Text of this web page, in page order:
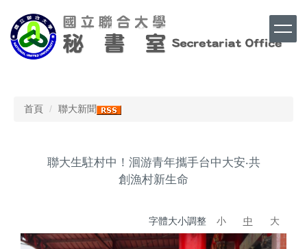
到
主
要
首頁 聯大新聞
聯大生駐村中！洄游青年攜手台中大安‧共
創漁村新生命
字體大小調整 小 中 大